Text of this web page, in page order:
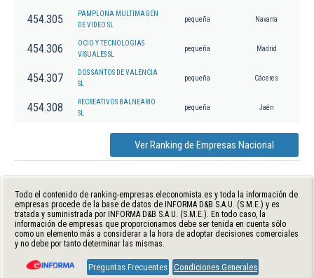
454.305
PAMPLONA MULTIMAGEN
DE VIDEO SL
pequeña Navarra
454.306
OCIO Y TECNOLOGIAS
VISUALES SL
pequeña Madrid
454.307
DOS SANTOS DE VALENCIA
SL
pequeña Cáceres
454.308
RECREATIVOS BALNEARIO
SL
pequeña Jaén
Ver Ranking de Empresas Nacional
Todo el contenido de ranking-empresas.eleconomista.es y toda la información de
empresas procede de la base de datos de INFORMA D&B S.A.U. (S.M.E.) y es
tratada y suministrada por INFORMA D&B S.A.U. (S.M.E.). En todo caso, la
información de empresas que proporcionamos debe ser tenida en cuenta sólo
como un elemento más a considerar a la hora de adoptar decisiones comerciales
y no debe por tanto determinar las mismas.
Preguntas Frecuentes Condiciones Generales